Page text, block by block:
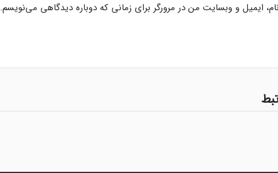
ایمیل و وبسایت من در مرورگر برای زمانی که دوباره دیدگاهی می‌نویسم.